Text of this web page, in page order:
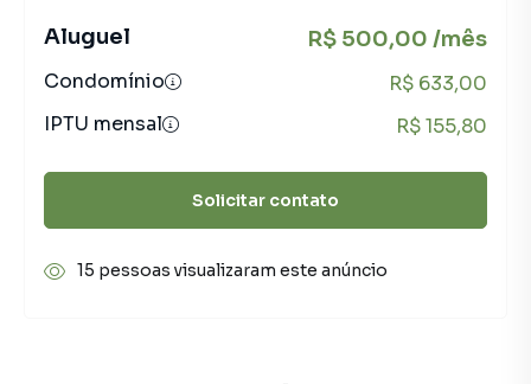
Aluguel R$ 500,00 /mês
Condomínio
R$ 633,00
IPTU mensal
R$ 155,80
Solicitar contato
15 pessoas visualizaram este anúncio